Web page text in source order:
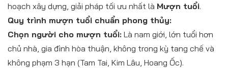
hoạch xây dựng, giải pháp tối ưu nhất là Mượn tuổi.
Quy trình mượn tuổi chuẩn phong thủy:
Chọn người cho mượn tuổi: Là nam giới, lớn tuổi hơn
chủ nhà, gia đình hòa thuận, không trong kỳ tang chế và
không phạm 3 hạn (Tam Tai, Kim Lâu, Hoang Ốc).